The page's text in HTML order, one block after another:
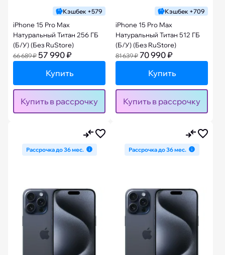
Кэшбек +579
iPhone 15 Pro Max
Натуральный Титан 256 ГБ
(Б/У) (Без RuStore)
66 689 ₽ 57 990 ₽
Купить
Купить в рассрочку
Кэшбек +709
iPhone 15 Pro Max
Натуральный Титан 512 ГБ
(Б/У) (Без RuStore)
81 639 ₽ 70 990 ₽
Купить
Купить в рассрочку
Рассрочка до 36 мес. Рассрочка до 36 мес.